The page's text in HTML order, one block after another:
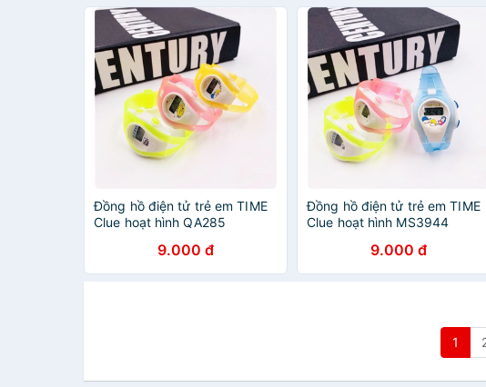
Đồng hồ điện tử trẻ em TIME
Clue hoạt hình QA285
9.000 đ
Đồng hồ điện tử trẻ em TIME
Clue hoạt hình MS3944
9.000 đ
1